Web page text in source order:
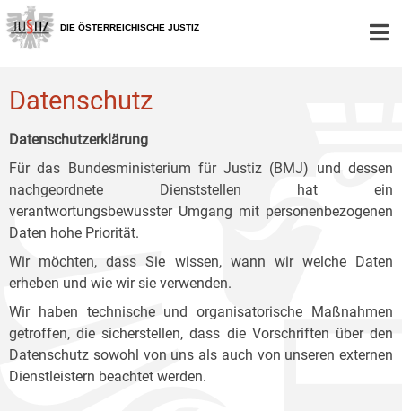
Zur
Hauptnavigation
[1]
Zum
Inhalt
[2]
Zum
Untermenü
[3]
DIE ÖSTERREICHISCHE JUSTIZ
Datenschutz
Datenschutzerklärung
Für das Bundesministerium für Justiz (BMJ) und dessen
nachgeordnete Dienststellen hat ein
verantwortungsbewusster Umgang mit personenbezogenen
Daten hohe Priorität.
Wir möchten, dass Sie wissen, wann wir welche Daten
erheben und wie wir sie verwenden.
Wir haben technische und organisatorische Maßnahmen
getroffen, die sicherstellen, dass die Vorschriften über den
Datenschutz sowohl von uns als auch von unseren externen
Dienstleistern beachtet werden.